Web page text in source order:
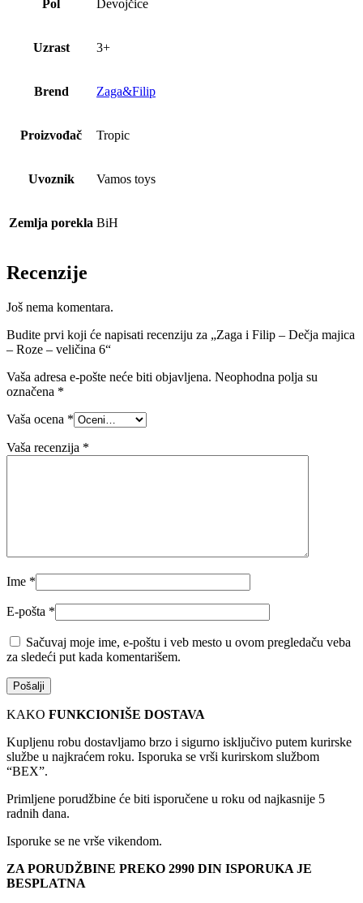
Pol Devojčice
Uzrast 3+
Brend Zaga&Filip
Proizvođač Tropic
Uvoznik Vamos toys
Zemlja porekla BiH
Recenzije
Još nema komentara.
Budite prvi koji će napisati recenziju za „Zaga i Filip – Dečja majica
– Roze – veličina 6“
Vaša adresa e-pošte neće biti objavljena. Neophodna polja su
označena *
Vaša ocena *
Vaša recenzija *
Ime *
E-pošta *
Sačuvaj moje ime, e-poštu i veb mesto u ovom pregledaču veba
za sledeći put kada komentarišem.
KAKO FUNKCIONIŠE DOSTAVA
Kupljenu robu dostavljamo brzo i sigurno isključivo putem kurirske
službe u najkraćem roku. Isporuka se vrši kurirskom službom
“BEX”.
Primljene porudžbine će biti isporučene u roku od najkasnije 5
radnih dana.
Isporuke se ne vrše vikendom.
ZA PORUDŽBINE PREKO 2990 DIN ISPORUKA JE
BESPLATNA